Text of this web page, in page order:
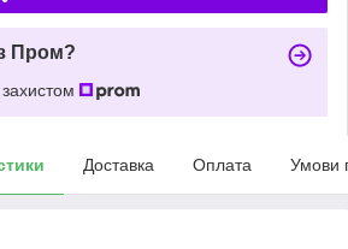
Пром?
Доставка Оплата Умови